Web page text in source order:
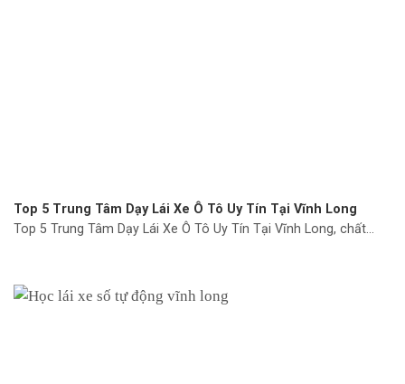
Top 5 Trung Tâm Dạy Lái Xe Ô Tô Uy Tín Tại Vĩnh Long
Top 5 Trung Tâm Dạy Lái Xe Ô Tô Uy Tín Tại Vĩnh Long, chất...